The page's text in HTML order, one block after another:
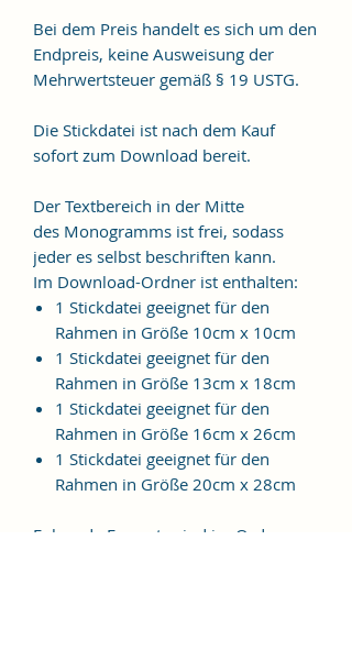
Bei dem Preis handelt es sich um den
Endpreis, keine Ausweisung der
Mehrwertsteuer gemäß § 19 USTG.
Die Stickdatei ist nach dem Kauf
sofort zum Download bereit.
Der Textbereich in der Mitte
des Monogramms ist frei, sodass
jeder es selbst beschriften kann.
Im Download-Ordner ist enthalten:
1 Stickdatei geeignet für den
Rahmen in Größe 10cm x 10cm
1 Stickdatei geeignet für den
Rahmen in Größe 13cm x 18cm
1 Stickdatei geeignet für den
Rahmen in Größe 16cm x 26cm
1 Stickdatei geeignet für den
Rahmen in Größe 20cm x 28cm
Folgende Formate sind im Ordner